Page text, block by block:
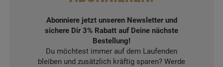
Abonniere jetzt unseren Newsletter und
sichere Dir 3% Rabatt auf Deine nächste
Bestellung!
Du möchtest immer auf dem Laufenden
bleiben und zusätzlich kräftig sparen? Werde